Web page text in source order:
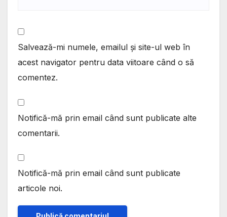
Salvează-mi numele, emailul și site-ul web în
acest navigator pentru data viitoare când o să
comentez.
Notifică-mă prin email când sunt publicate alte
comentarii.
Notifică-mă prin email când sunt publicate
articole noi.